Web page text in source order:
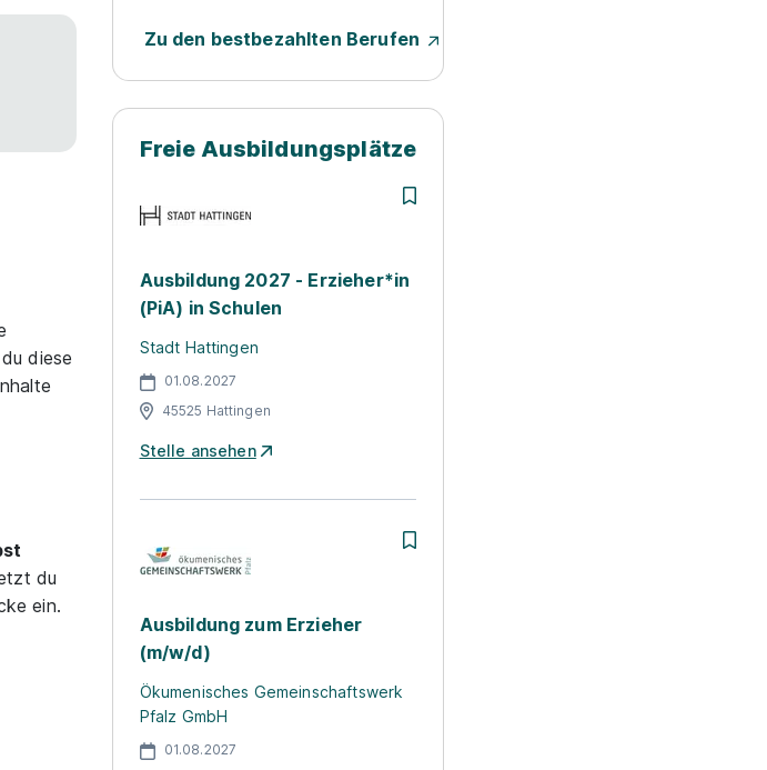
diese
du
ein.
Zu den bestbezahlten Berufen
Freie Ausbildungsplätze
Ausbildung 2027 - Erzieher*in
(PiA) in Schulen
Stadt Hattingen
01.08.2027
45525 Hattingen
Stelle ansehen
Ausbildung zum Erzieher
(m/w/d)
Ökumenisches Gemeinschaftswerk
Pfalz GmbH
01.08.2027